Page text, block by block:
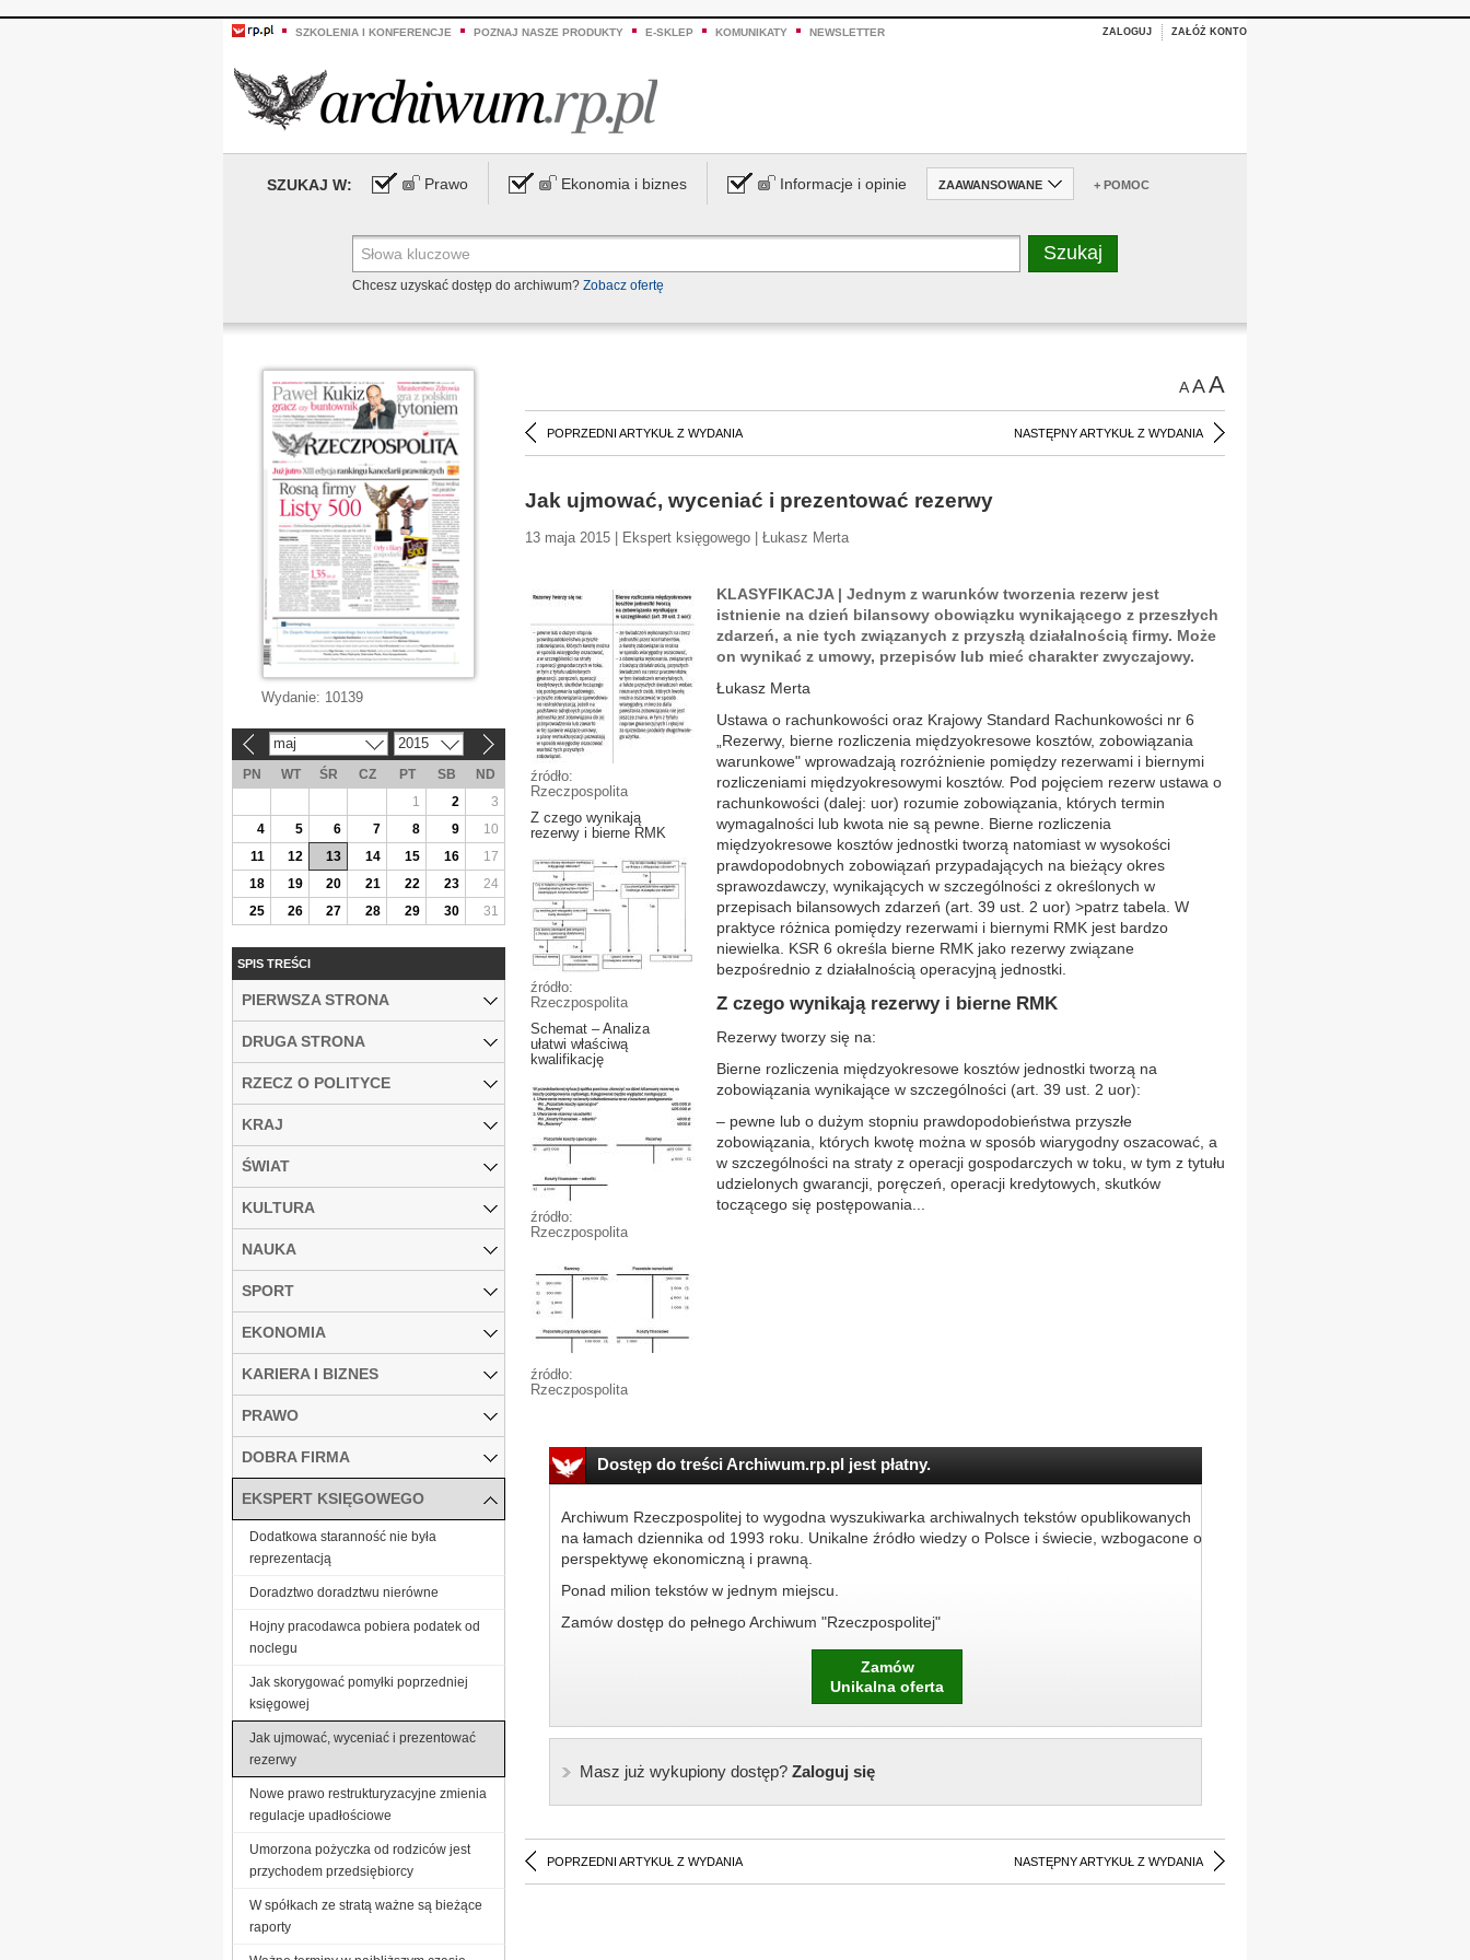
SZKOLENIA I KONFERENCJE POZNAJ NASZE PRODUKTY E-SKLEP KOMUNIKATY NEWSLETTER ZALOGUJ ZAŁÓŻ KONTO
SZUKAJ W: Prawo Ekonomia i biznes Informacje i opinie ZAAWANSOWANE + POMOC
Chcesz uzyskać dostęp do archiwum? Zobacz ofertę
AAA
POPRZEDNI ARTYKUŁ Z WYDANIA NASTĘPNY ARTYKUŁ Z WYDANIA
Jak ujmować, wyceniać i prezentować rezerwy
13 maja 2015 | Ekspert księgowego | Łukasz Merta
źródło:
Rzeczpospolita
Z czego wynikają
rezerwy i bierne RMK
źródło:
Rzeczpospolita
Schemat – Analiza
ułatwi właściwą
kwalifikację
źródło:
Rzeczpospolita
źródło:
Rzeczpospolita
KLASYFIKACJA | Jednym z warunków tworzenia rezerw jest
istnienie na dzień bilansowy obowiązku wynikającego z przeszłych
zdarzeń, a nie tych związanych z przyszłą działalnością firmy. Może
on wynikać z umowy, przepisów lub mieć charakter zwyczajowy.
Łukasz Merta
Ustawa o rachunkowości oraz Krajowy Standard Rachunkowości nr 6
„Rezerwy, bierne rozliczenia międzyokresowe kosztów, zobowiązania
warunkowe" wprowadzają rozróżnienie pomiędzy rezerwami i biernymi
rozliczeniami międzyokresowymi kosztów. Pod pojęciem rezerw ustawa o
rachunkowości (dalej: uor) rozumie zobowiązania, których termin
wymagalności lub kwota nie są pewne. Bierne rozliczenia
międzyokresowe kosztów jednostki tworzą natomiast w wysokości
prawdopodobnych zobowiązań przypadających na bieżący okres
sprawozdawczy, wynikających w szczególności z określonych w
przepisach bilansowych zdarzeń (art. 39 ust. 2 uor) >patrz tabela. W
praktyce różnica pomiędzy rezerwami i biernymi RMK jest bardzo
niewielka. KSR 6 określa bierne RMK jako rezerwy związane
bezpośrednio z działalnością operacyjną jednostki.
Z czego wynikają rezerwy i bierne RMK
Rezerwy tworzy się na:
Bierne rozliczenia międzyokresowe kosztów jednostki tworzą na
zobowiązania wynikające w szczególności (art. 39 ust. 2 uor):
– pewne lub o dużym stopniu prawdopodobieństwa przyszłe
zobowiązania, których kwotę można w sposób wiarygodny oszacować, a
w szczególności na straty z operacji gospodarczych w toku, w tym z tytułu
udzielonych gwarancji, poręczeń, operacji kredytowych, skutków
toczącego się postępowania...
Dostęp do treści Archiwum.rp.pl jest płatny.
Archiwum Rzeczpospolitej to wygodna wyszukiwarka archiwalnych tekstów opublikowanych
na łamach dziennika od 1993 roku. Unikalne źródło wiedzy o Polsce i świecie, wzbogacone o
perspektywę ekonomiczną i prawną.
Ponad milion tekstów w jednym miejscu.
Zamów dostęp do pełnego Archiwum "Rzeczpospolitej"
Zamów
Unikalna oferta
Masz już wykupiony dostęp?Zaloguj się
POPRZEDNI ARTYKUŁ Z WYDANIA NASTĘPNY ARTYKUŁ Z WYDANIA
Wydanie: 10139
maj 2015
PN WT ŚR CZ PT SB
ND
1
2
3
4
5 6 7 8 9
10
11
12 13 14 15 16
17
18
19 20 21 22 23
24
25
26 27 28 29 30 31
SPIS TREŚCI
PIERWSZA STRONA
DRUGA STRONA
RZECZ O POLITYCE
KRAJ
ŚWIAT
KULTURA
NAUKA
SPORT
EKONOMIA
KARIERA I BIZNES
PRAWO
DOBRA FIRMA
EKSPERT KSIĘGOWEGO
Dodatkowa staranność nie była
reprezentacją
Doradztwo doradztwu nierówne
Hojny pracodawca pobiera podatek od
noclegu
Jak skorygować pomyłki poprzedniej
księgowej
Jak ujmować, wyceniać i prezentować
rezerwy
Nowe prawo restrukturyzacyjne zmienia
regulacje upadłościowe
Umorzona pożyczka od rodziców jest
przychodem przedsiębiorcy
W spółkach ze stratą ważne są bieżące
raporty